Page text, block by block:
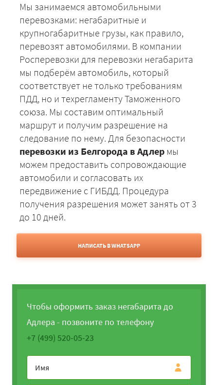
Мы занимаемся автомобильными
перевозками: негабаритные и
крупногабаритные грузы, как правило,
перевозят автомобилями. В компании
Росперевозки для перевозки негабарита
мы подберём автомобиль, который
соответствует не только требованиям
ПДД, но и техрегламенту Таможенного
союза. Мы составим оптимальный
маршрут и получим разрешение на
следование по нему. Для безопасности
перевозки из Белгорода в Адлер мы
можем предоставить сопровождающие
автомобили и согласовать их
передвижение с ГИБДД. Процедура
получения разрешения может занять от 3
до 10 дней.
НАПИСАТЬ В WHATSAPP
Чтобы оформить заказ негабарита до
Адлера - позвоните по телефону
+7 (499) 520-05-23